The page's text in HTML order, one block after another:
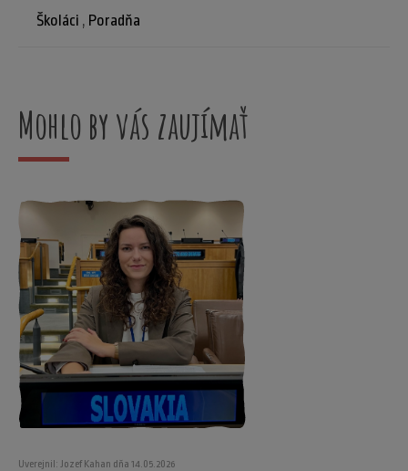
Školáci , Poradňa
Mohlo by vás zaujímať
Uverejnil: Jozef Kahan dňa 14.05.2026